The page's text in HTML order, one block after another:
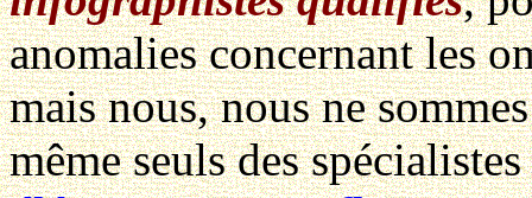
anomalies concernant les
mais nous, nous ne
même seuls des